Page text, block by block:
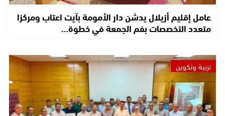
عامل إقليم أزيلال يدشن دار الأمومة بآيت اعتاب ومركزا
متعدد التخصصات بفم الجمعة في خطوة…
تربية وتكوين